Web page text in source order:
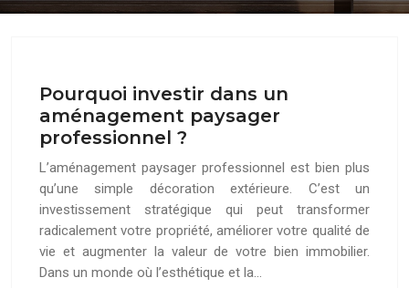
Pourquoi investir dans un
aménagement paysager
professionnel ?
L’aménagement paysager professionnel est bien plus
qu’une simple décoration extérieure. C’est un
investissement stratégique qui peut transformer
radicalement votre propriété, améliorer votre qualité de
vie et augmenter la valeur de votre bien immobilier.
Dans un monde où l’esthétique et la…